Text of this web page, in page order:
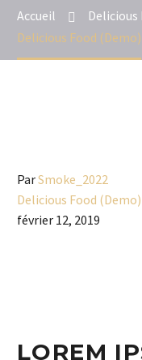
Accueil
Delicious
Delicious Food (Demo)
ParSmoke_2022
Delicious Food (Demo)
février 12, 2019
LOREM